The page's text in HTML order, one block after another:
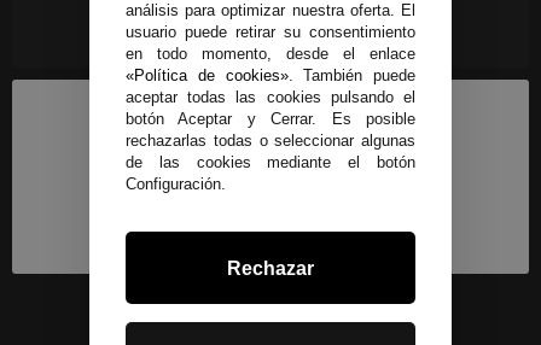
análisis para optimizar nuestra oferta. El
usuario puede retirar su consentimiento
en todo momento, desde el enlace
«Política de cookies». También puede
aceptar todas las cookies pulsando el
botón Aceptar y Cerrar. Es posible
rechazarlas todas o seleccionar algunas
de las cookies mediante el botón
Configuración.
Rechazar